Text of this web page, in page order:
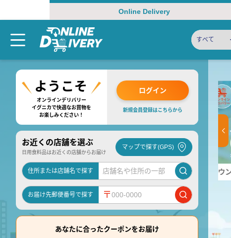
Online Delivery
すべて
オンラインデリバリー
イグニカで快適なお買物を
お楽しみください！
ログイン
新規会員登録はこちらから
お近くの店舗を選ぶ
日用食料品はお近くの店舗からお届け
マップで探す(GPS)
住所または店舗名で探す
お届け先郵便番号で探す 〒
あなたに合ったクーポンをお届け